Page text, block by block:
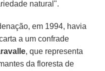
natural".
em 1994, havia
a um confrade
, que representa
da floresta de